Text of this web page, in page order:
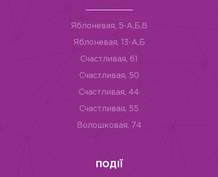
Яблоневая, 5-А,Б,В
Яблоневая, 13-А,Б
Счастливая, 61
Счастливая, 50
Счастливая, 44
Счастливая, 55
Волошковая, 74
ПОДІЇ